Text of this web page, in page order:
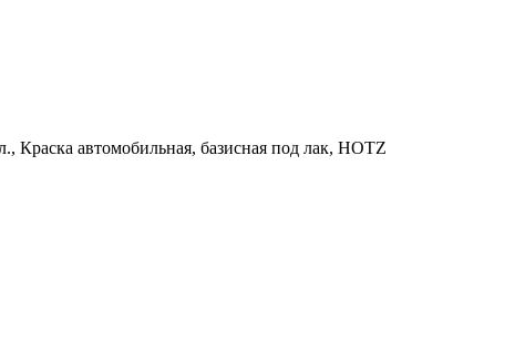
Краска автомобильная, базисная под лак, HOTZ